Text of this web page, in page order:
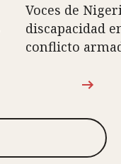
Voces de
discapacidad
conflicto